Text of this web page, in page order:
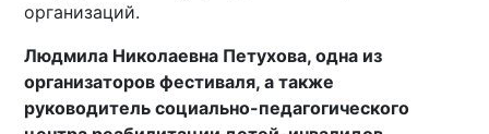
организаций.
Людмила Николаевна Петухова, одна из
организаторов фестиваля, а также
руководитель социально-педагогического